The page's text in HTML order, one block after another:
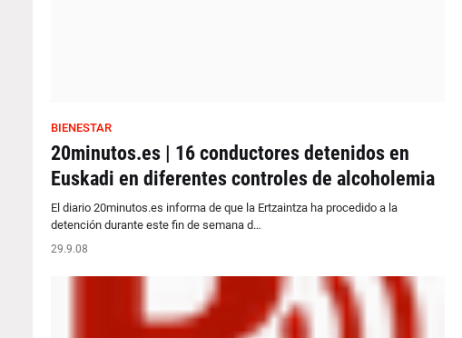
BIENESTAR
20minutos.es | 16 conductores detenidos en
Euskadi en diferentes controles de alcoholemia
El diario 20minutos.es informa de que la Ertzaintza ha procedido a la
detención durante este fin de semana d…
29.9.08